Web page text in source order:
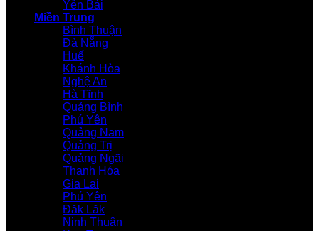
Yên Bái
Miền Trung
Bình Thuận
Đà Nẵng
Huế
Khánh Hòa
Nghệ An
Hà Tĩnh
Quảng Bình
Phú Yên
Quảng Nam
Quảng Trị
Quảng Ngãi
Thanh Hóa
Gia Lai
Phú Yên
Đăk Lăk
Ninh Thuận